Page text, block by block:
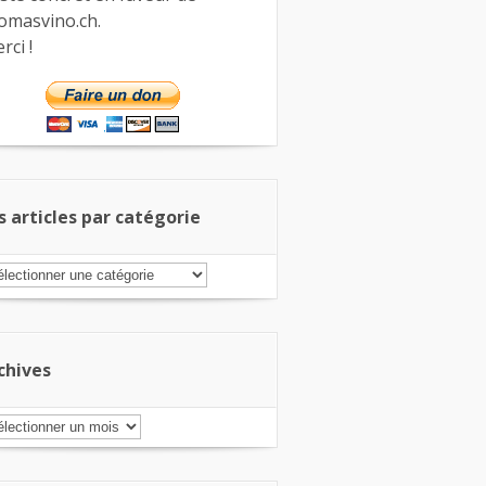
!
articles par catégorie